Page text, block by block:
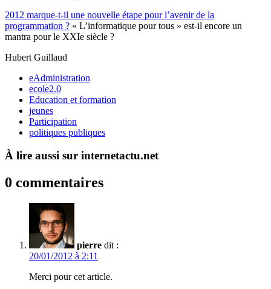
2012 marque-t-il une nouvelle étape pour l’avenir de la
programmation ? « L’informatique pour tous » est-il encore un
mantra pour le XXIe siècle ?
Hubert Guillaud
eAdministration
ecole2.0
Education et formation
jeunes
Participation
politiques publiques
À lire aussi sur internetactu.net
0 commentaires
pierre dit :
20/01/2012 à 2:11
Merci pour cet article.